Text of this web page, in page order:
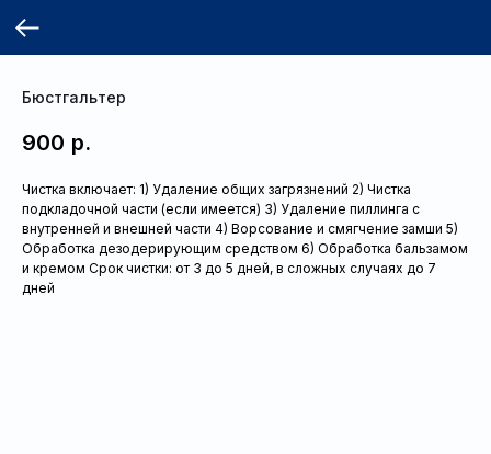
Бюстгальтер
900 р.
Чистка включает: 1) Удаление общих загрязнений 2) Чистка
подкладочной части (если имеется) 3) Удаление пиллинга с
внутренней и внешней части 4) Ворсование и смягчение замши 5)
Обработка дезодерирующим средством 6) Обработка бальзамом
и кремом Срок чистки: от 3 до 5 дней, в сложных случаях до 7
дней